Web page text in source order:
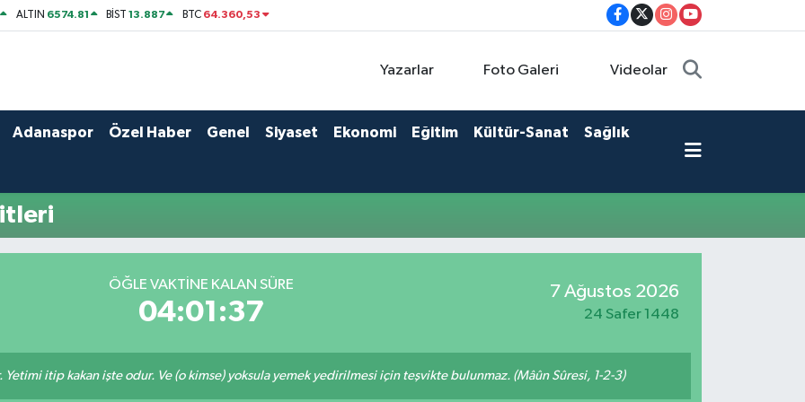
ALTIN 6574.81 BİST13.887 BTC 64.360,53
Yazarlar Foto Galeri Videolar
Adanaspor Özel Haber Genel Siyaset Ekonomi Eğitim Kültür-Sanat Sağlık
ÖĞLE VAKTINE KALAN SÜRE
04:01:37
7 Ağustos 2026
24 Safer 1448
itip kakan işte odur. Ve (o kimse) yoksula yemek yedirilmesi için teşvikte bulunmaz. (Mâûn Sûresi, 1-2-3)